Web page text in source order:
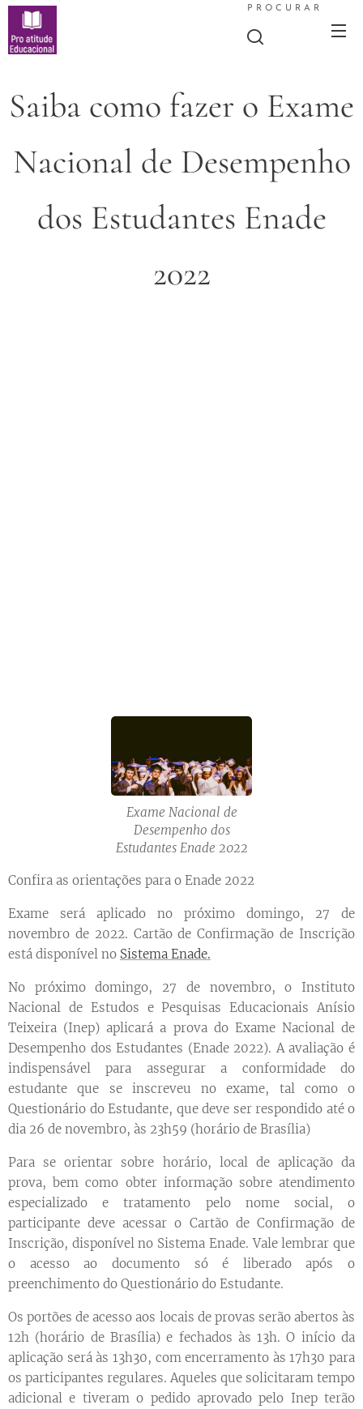
PROCURAR
Saiba como fazer o Exame
Nacional de Desempenho
dos Estudantes Enade
2022
Exame Nacional de
Desempenho dos
Estudantes Enade 2022
Confira as orientações para o Enade 2022
Exame será aplicado no próximo domingo, 27 de
novembro de 2022. Cartão de Confirmação de Inscrição
está disponível no Sistema Enade.
No próximo domingo, 27 de novembro, o Instituto
Nacional de Estudos e Pesquisas Educacionais Anísio
Teixeira (Inep) aplicará a prova do Exame Nacional de
Desempenho dos Estudantes (Enade 2022). A avaliação é
indispensável para assegurar a conformidade do
estudante que se inscreveu no exame, tal como o
Questionário do Estudante, que deve ser respondido até o
dia 26 de novembro, às 23h59 (horário de Brasília)
Para se orientar sobre horário, local de aplicação da
prova, bem como obter informação sobre atendimento
especializado e tratamento pelo nome social, o
participante deve acessar o Cartão de Confirmação de
Inscrição, disponível no Sistema Enade. Vale lembrar que
o acesso ao documento só é liberado após o
preenchimento do Questionário do Estudante.
Os portões de acesso aos locais de provas serão abertos às
12h (horário de Brasília) e fechados às 13h. O início da
aplicação será às 13h30, com encerramento às 17h30 para
os participantes regulares. Aqueles que solicitaram tempo
adicional e tiveram o pedido aprovado pelo Inep terão